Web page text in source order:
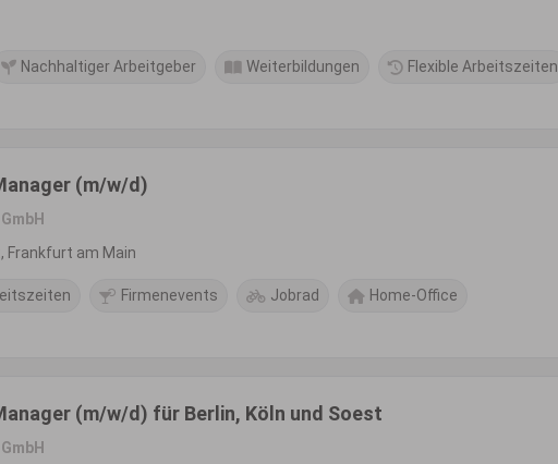
Nachhaltiger Arbeitgeber Weiterbildungen Flexible Arbeitszeiten
(m/w/d)
Frankfurt am Main
Firmenevents Jobrad Home-Office
(m/w/d) für Berlin, Köln und Soest